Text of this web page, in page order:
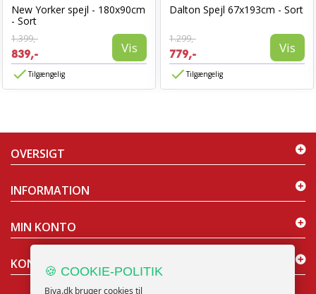
New Yorker spejl - 180x90cm
- Sort
1.399,-
839,- Vis
Tilgængelig
Dalton Spejl 67x193cm - Sort
1.299,-
779,- Vis
Tilgængelig
OVERSIGT
INFORMATION
MIN KONTO
KONTAKT OS
🍪 COOKIE-POLITIK
Biva.dk bruger cookies til